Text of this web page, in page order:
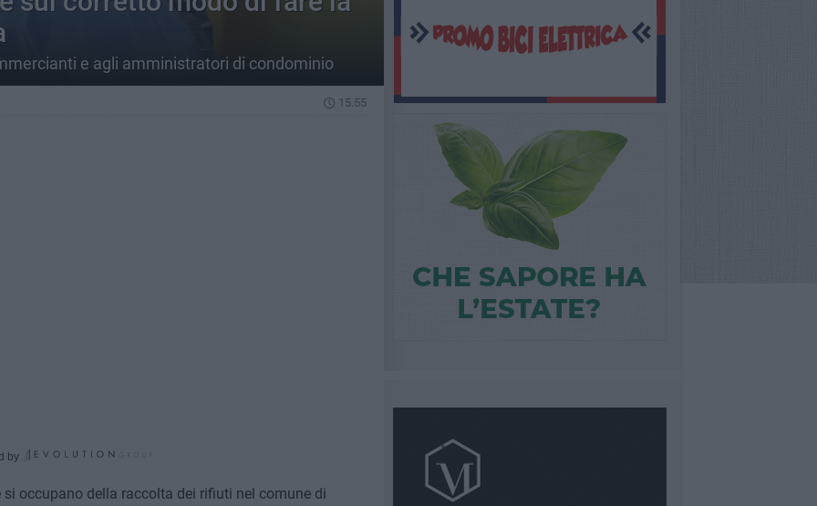
e agli amministratori di condominio
15.55
by
si occupano della raccolta dei rifiuti nel comune di